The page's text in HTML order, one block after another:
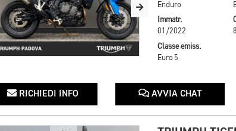
Enduro
Immatr.
01/2022
Classe emiss.
Euro 5
RICHIEDI INFO AVVIA CHAT